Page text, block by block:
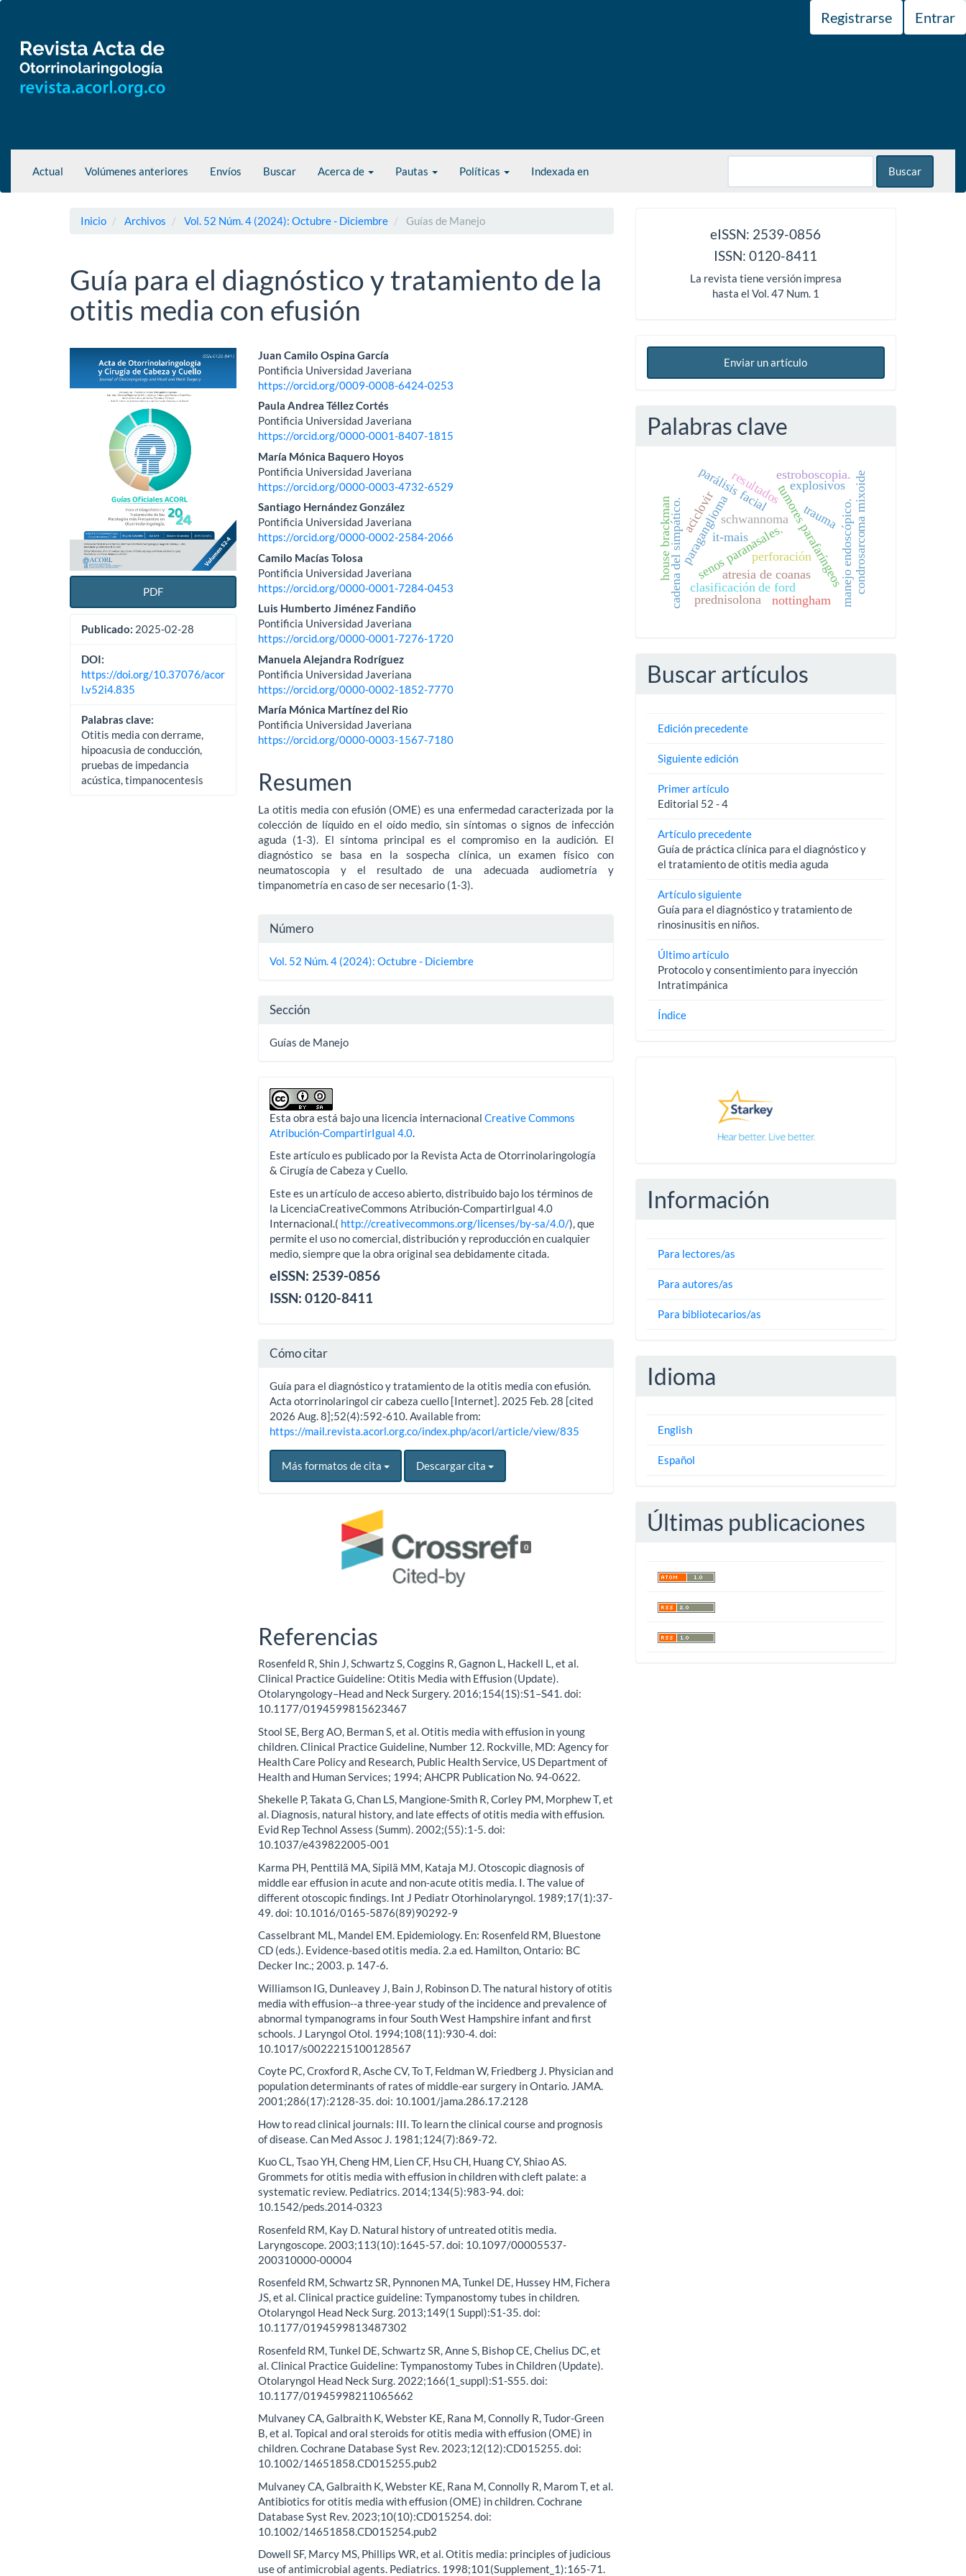
principal
Barra
lateral
Registrarse Entrar
Actual Volúmenes anteriores Envíos Buscar Acerca de Pautas Políticas Indexada en Buscar
Inicio Archivos Vol. 52 Núm. 4 (2024): Octubre - Diciembre Guías de Manejo
Guía para el diagnóstico y tratamiento de la
otitis media con efusión
Barra
lateral
artículo
PDF
Publicado: 2025-02-28
DOI:
https://doi.org/10.37076/acor
l.v52i4.835
Palabras clave:
Otitis media con derrame,
hipoacusia de conducción,
pruebas de impedancia
acústica, timpanocentesis
Contenido
principal
del
artículo
Juan Camilo Ospina García
Pontificia Universidad Javeriana
https://orcid.org/0009-0008-6424-0253
Paula Andrea Téllez Cortés
Pontificia Universidad Javeriana
https://orcid.org/0000-0001-8407-1815
María Mónica Baquero Hoyos
Pontificia Universidad Javeriana
https://orcid.org/0000-0003-4732-6529
Santiago Hernández González
Pontificia Universidad Javeriana
https://orcid.org/0000-0002-2584-2066
Camilo Macías Tolosa
Pontificia Universidad Javeriana
https://orcid.org/0000-0001-7284-0453
Luis Humberto Jiménez Fandiño
Pontificia Universidad Javeriana
https://orcid.org/0000-0001-7276-1720
Manuela Alejandra Rodríguez
Pontificia Universidad Javeriana
https://orcid.org/0000-0002-1852-7770
María Mónica Martínez del Rio
Pontificia Universidad Javeriana
https://orcid.org/0000-0003-1567-7180
Resumen
La otitis media con efusión (OME) es una enfermedad caracterizada por la
colección de líquido en el oído medio, sin síntomas o signos de infección
aguda (1-3). El síntoma principal es el compromiso en la audición. El
diagnóstico se basa en la sospecha clínica, un examen físico con
neumatoscopia y el resultado de una adecuada audiometría y
timpanometría en caso de ser necesario (1-3).
Detalles
del
Número
Vol. 52 Núm. 4 (2024): Octubre - Diciembre
Sección
Guías de Manejo
Esta obra está bajo una licencia internacionalCreative Commons
Atribución-CompartirIgual 4.0
Este artículo es publicado por la Revista Acta de Otorrinolaringología
& Cirugía de Cabeza y Cuello.
Este es un artículo de acceso abierto, distribuido bajo los términos de
la LicenciaCreativeCommons Atribución-CompartirIgual 4.0
Internacional.( http://creativecommons.org/licenses/by-sa/4.0/), que
permite el uso no comercial, distribución y reproducción en cualquier
medio, siempre que la obra original sea debidamente citada.
eISSN: 2539-0856
ISSN: 0120-8411
Cómo citar
Guía para el diagnóstico y tratamiento de la otitis media con efusión.
Acta otorrinolaringol cir cabeza cuello [Internet]. 2025 Feb. 28 [cited
2026 Aug. 8];52(4):592-610. Available from:
https://mail.revista.acorl.org.co/index.php/acorl/article/view/835
Más formatos de cita Descargar cita
0
Referencias
Rosenfeld R, Shin J, Schwartz S, Coggins R, Gagnon L, Hackell L, et al.
Clinical Practice Guideline: Otitis Media with Effusion (Update).
Otolaryngology–Head and Neck Surgery. 2016;154(1S):S1–S41. doi:
10.1177/0194599815623467
Stool SE, Berg AO, Berman S, et al. Otitis media with effusion in young
children. Clinical Practice Guideline, Number 12. Rockville, MD: Agency for
Health Care Policy and Research, Public Health Service, US Department of
Health and Human Services; 1994; AHCPR Publication No. 94-0622.
Shekelle P, Takata G, Chan LS, Mangione-Smith R, Corley PM, Morphew T, et
al. Diagnosis, natural history, and late effects of otitis media with effusion.
Evid Rep Technol Assess (Summ). 2002;(55):1-5. doi:
10.1037/e439822005-001
Karma PH, Penttilä MA, Sipilä MM, Kataja MJ. Otoscopic diagnosis of
middle ear effusion in acute and non-acute otitis media. I. The value of
different otoscopic findings. Int J Pediatr Otorhinolaryngol. 1989;17(1):37-
49. doi: 10.1016/0165-5876(89)90292-9
Casselbrant ML, Mandel EM. Epidemiology. En: Rosenfeld RM, Bluestone
CD (eds.). Evidence-based otitis media. 2.a ed. Hamilton, Ontario: BC
Decker Inc.; 2003. p. 147-6.
Williamson IG, Dunleavey J, Bain J, Robinson D. The natural history of otitis
media with effusion--a three-year study of the incidence and prevalence of
abnormal tympanograms in four South West Hampshire infant and first
schools. J Laryngol Otol. 1994;108(11):930-4. doi:
10.1017/s0022215100128567
Coyte PC, Croxford R, Asche CV, To T, Feldman W, Friedberg J. Physician and
population determinants of rates of middle-ear surgery in Ontario. JAMA.
2001;286(17):2128-35. doi: 10.1001/jama.286.17.2128
How to read clinical journals: III. To learn the clinical course and prognosis
of disease. Can Med Assoc J. 1981;124(7):869-72.
Kuo CL, Tsao YH, Cheng HM, Lien CF, Hsu CH, Huang CY, Shiao AS.
Grommets for otitis media with effusion in children with cleft palate: a
systematic review. Pediatrics. 2014;134(5):983-94. doi:
10.1542/peds.2014-0323
Rosenfeld RM, Kay D. Natural history of untreated otitis media.
Laryngoscope. 2003;113(10):1645-57. doi: 10.1097/00005537-
200310000-00004
Rosenfeld RM, Schwartz SR, Pynnonen MA, Tunkel DE, Hussey HM, Fichera
JS, et al. Clinical practice guideline: Tympanostomy tubes in children.
Otolaryngol Head Neck Surg. 2013;149(1 Suppl):S1-35. doi:
10.1177/0194599813487302
Rosenfeld RM, Tunkel DE, Schwartz SR, Anne S, Bishop CE, Chelius DC, et
al. Clinical Practice Guideline: Tympanostomy Tubes in Children (Update).
Otolaryngol Head Neck Surg. 2022;166(1_suppl):S1-S55. doi:
10.1177/01945998211065662
Mulvaney CA, Galbraith K, Webster KE, Rana M, Connolly R, Tudor-Green
B, et al. Topical and oral steroids for otitis media with effusion (OME) in
children. Cochrane Database Syst Rev. 2023;12(12):CD015255. doi:
10.1002/14651858.CD015255.pub2
Mulvaney CA, Galbraith K, Webster KE, Rana M, Connolly R, Marom T, et al.
Antibiotics for otitis media with effusion (OME) in children. Cochrane
Database Syst Rev. 2023;10(10):CD015254. doi:
10.1002/14651858.CD015254.pub2
Dowell SF, Marcy MS, Phillips WR, et al. Otitis media: principles of judicious
use of antimicrobial agents. Pediatrics. 1998;101(Supplement_1):165-71.
eISSN: 2539-0856
ISSN: 0120-8411
La revista tiene versión impresa
hasta el Vol. 47 Num. 1
Enviar un artículo
Palabras clave
schwannoma
paraganglioma tumores parafaríngeos
cadena del simpático. atresia de coanas manejo endoscópico.condrosarcoma mixoide
senos paranasales.
perforación
trauma
explosivos
clasificación de ford
estroboscopia.
parálisis facial
house brackman
prednisolona
aciclovir
it-mais
nottingham
resultados
Buscar artículos
Edición precedente
Siguiente edición
Primer artículo
Editorial 52 - 4
Artículo precedente
Guía de práctica clínica para el diagnóstico y
el tratamiento de otitis media aguda
Artículo siguiente
Guía para el diagnóstico y tratamiento de
rinosinusitis en niños.
Último artículo
Protocolo y consentimiento para inyección
Intratimpánica
Índice
Información
Para lectores/as
Para autores/as
Para bibliotecarios/as
Idioma
English
Español
Últimas publicaciones